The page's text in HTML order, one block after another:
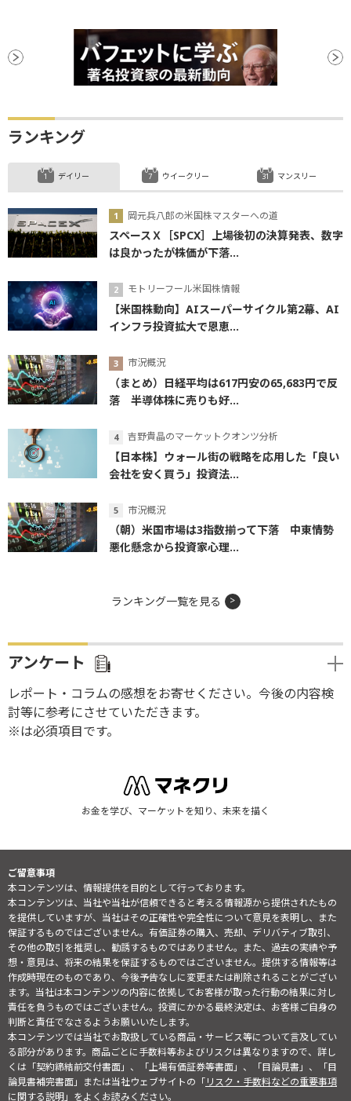
ランキング
デイリー
岡元兵八郎の米国株マスターへの道
スペースＸ［SPCX］上場後初の決算発表、数字
は良かったが株価が下落...
モトリーフール米国株情報
【米国株動向】AIスーパーサイクル第2幕、AI
インフラ投資拡大で恩恵...
市況概況
（まとめ）日経平均は617円安の65,683円で反
落 半導体株に売りも好...
吉野貴晶のマーケットクオンツ分析
【日本株】ウォール街の戦略を応用した「良い
会社を安く買う」投資法...
市況概況
（朝）米国市場は3指数揃って下落 中東情勢
悪化懸念から投資家心理...
ウイークリー マンスリー
ランキング一覧を見る
アンケート
レポート・コラムの感想をお寄せください。今後の内容検
討等に参考にさせていただきます。
※は必須項目です。
お金を学び、マーケットを知り、未来を描く
ご留意事項
本コンテンツは、情報提供を目的として行っております。
本コンテンツは、当社や当社が信頼できると考える情報源から提供されたもの
を提供していますが、当社はその正確性や完全性について意見を表明し、また
保証するものではございません。有価証券の購入、売却、デリバティブ取引、
その他の取引を推奨し、勧誘するものではありません。また、過去の実績や予
想・意見は、将来の結果を保証するものではございません。提供する情報等は
作成時現在のものであり、今後予告なしに変更または削除されることがござい
ます。当社は本コンテンツの内容に依拠してお客様が取った行動の結果に対し
責任を負うものではございません。投資にかかる最終決定は、お客様ご自身の
判断と責任でなさるようお願いいたします。
本コンテンツでは当社でお取扱している商品・サービス等について言及してい
る部分があります。商品ごとに手数料等およびリスクは異なりますので、詳し
くは「契約締結前交付書面」、「上場有価証券等書面」、「目論見書」、「目
論見書補完書面」または当社ウェブサイトの「リスク・手数料などの重要事項
に関する説明」をよくお読みください。